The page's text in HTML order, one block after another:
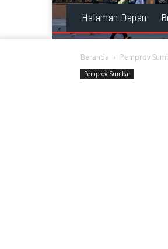
Halaman Depan
Beranda Pemprov
Pemprov Sumbar